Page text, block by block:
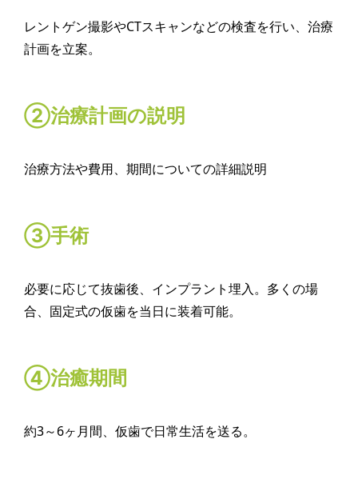
レントゲン撮影やCTスキャンなどの検査を行い、治療
計画を立案。
②治療計画の説明
治療方法や費用、期間についての詳細説明
③手術
必要に応じて抜歯後、インプラント埋入。多くの場
合、固定式の仮歯を当日に装着可能。
④治癒期間
約3～6ヶ月間、仮歯で日常生活を送る。